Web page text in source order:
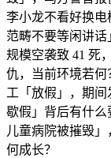
李小龙不看好换
范畴不要等闲讲
规模空袭致 41 死
仇，当前环境若何
工「放假」，期间
歇假」背后有什么
儿童病院被摧毁
何成长？